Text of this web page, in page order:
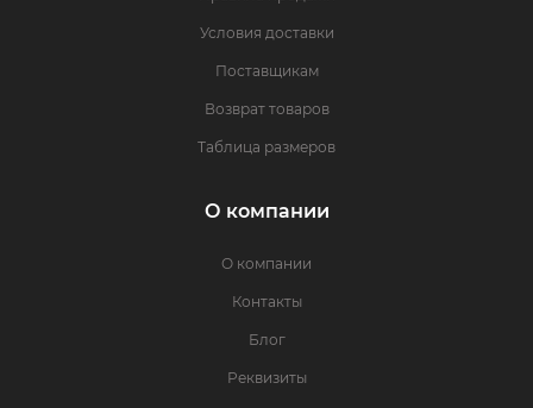
Условия доставки
Поставщикам
Возврат товаров
Таблица размеров
О компании
О компании
Контакты
Блог
Реквизиты